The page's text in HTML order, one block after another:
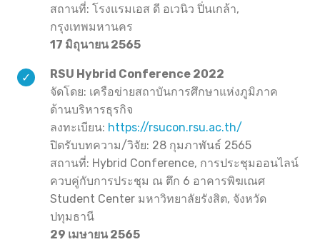
สถานที่: โรงแรมเอส ดี อเวนิว ปิ่นเกล้า,
กรุงเทพมหานคร
17 มิถุนายน 2565
RSU Hybrid Conference 2022
จัดโดย: เครือข่ายสถาบันการศึกษาแห่งภูมิภาค
ด้านบริหารธุรกิจ
ลงทะเบียน: https://rsucon.rsu.ac.th/
ปิดรับบทความ/วิจัย: 28 กุมภาพันธ์ 2565
สถานที่: Hybrid Conference, การประชุมออนไลน์
ควบคู่กับการประชุม ณ ตึก 6 อาคารพิฆเณศ
Student Center มหาวิทยาลัยรังสิต, จังหวัด
ปทุมธานี
29 เมษายน 2565